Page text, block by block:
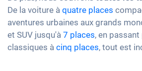
De la voiture à quatre places
aventures urbaines aux grands
et SUV jusqu'à 7 places, en
classiques à cinq places, tout est